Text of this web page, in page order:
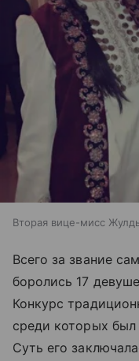
Вторая вице-мисс
Всего за звание
боролись 17
Конкурс
среди которых был
Суть его